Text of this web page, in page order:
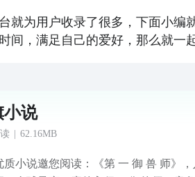
就为用户收录了很多，下面小编
，满足自己的爱好，那么就一
小说
62.16MB
质小说邀您阅读：《第 一 御 兽 师》